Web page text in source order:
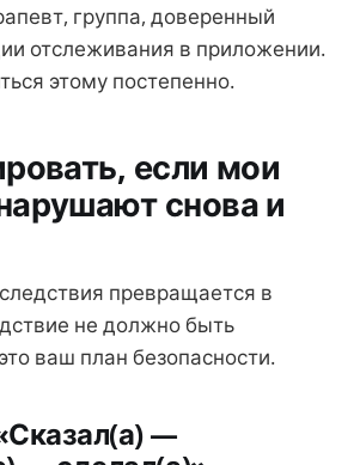
группа, доверенный
отслеживания в приложении.
этому постепенно.
если мои
снова и
превращается в
не должно быть
ваш план безопасности.
—